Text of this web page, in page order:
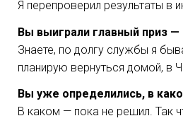
Я перепроверил результаты в
Вы выиграли главный приз
Знаете, по долгу службы я
планирую вернуться домой, в
Вы уже определились, в
В каком — пока не решил. Так